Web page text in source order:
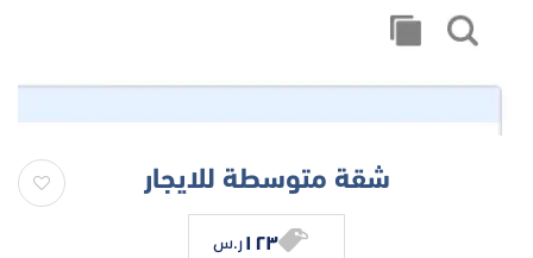
شقة متوسطة للايجار
١٢٣ر.س